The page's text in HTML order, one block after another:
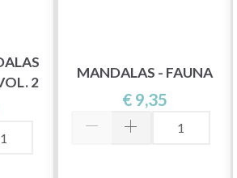
2
MANDALAS - FAUNA
€ 9,35